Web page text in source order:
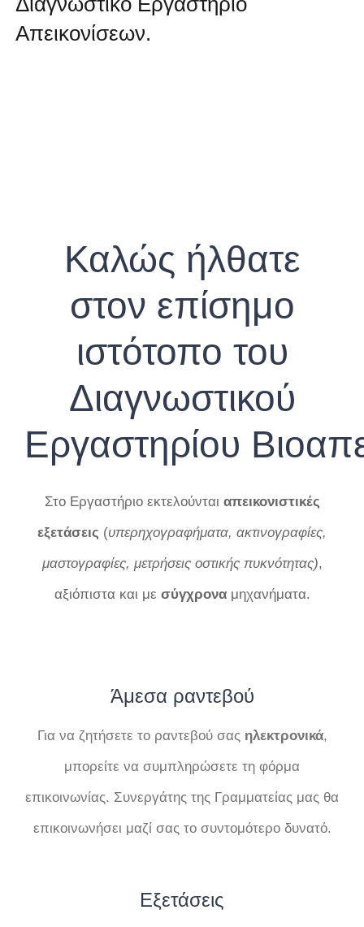
Απεικονίσεων.
Καλώς ήλθατε
στον επίσημο
ιστότοπο του
Διαγνωστικού
Εργαστηρίου
Στο Εργαστήριο εκτελούνται απεικονιστικές
εξετάσεις (υπερηχογραφήματα, ακτινογραφίες,
μαστογραφίες, μετρήσεις οστικής πυκνότητας),
αξιόπιστα και με σύγχροναμηχανήματα.
Άμεσα ραντεβού
Για να ζητήσετε το ραντεβού σας ηλεκτρονικά,
μπορείτε να συμπληρώσετε τη φόρμα
επικοινωνίας. Συνεργάτης της Γραμματείας μας θα
επικοινωνήσει μαζί σας το συντομότερο δυνατό.
Εξετάσεις